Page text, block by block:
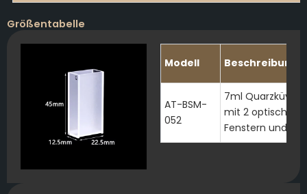
Größentabelle
Modell Beschreibung
AT-BSM-
052
7ml
mit 2 optischen
Fenstern und